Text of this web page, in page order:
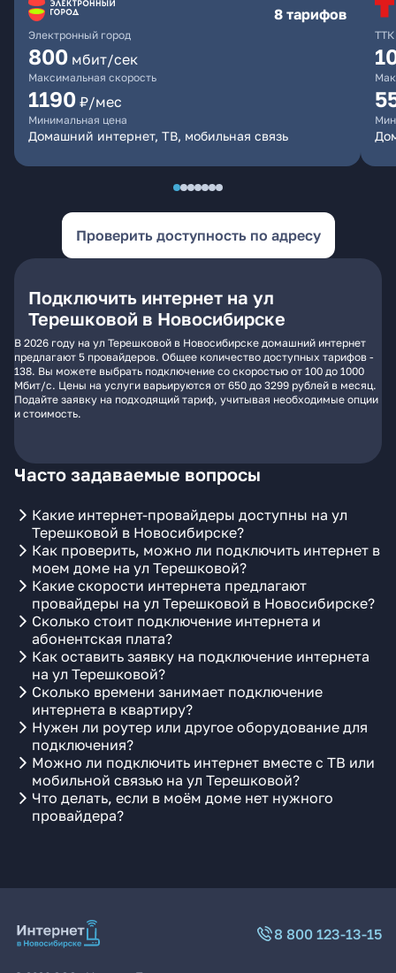
Электронный город
8 тарифов
800 мбит/сек
Максимальная скорость
1190 ₽/мес
Минимальная цена
Домашний интернет, ТВ, мобильная связь
ТТК
Проверить доступность по адресу
Подключить интернет на ул
Терешковой в Новосибирске
В 2026 году на ул Терешковой в Новосибирске домашний интернет
предлагают 5 провайдеров. Общее количество доступных тарифов -
138. Вы можете выбрать подключение со скоростью от 100 до 1000
Мбит/с. Цены на услуги варьируются от 650 до 3299 рублей в месяц.
Подайте заявку на подходящий тариф, учитывая необходимые опции
и стоимость.
Часто задаваемые вопросы
Какие интернет-провайдеры доступны на ул
Терешковой в Новосибирске?
Как проверить, можно ли подключить интернет в
моем доме на ул Терешковой?
Какие скорости интернета предлагают
провайдеры на ул Терешковой в Новосибирске?
Сколько стоит подключение интернета и
абонентская плата?
Как оставить заявку на подключение интернета
на ул Терешковой?
Сколько времени занимает подключение
интернета в квартиру?
Нужен ли роутер или другое оборудование для
подключения?
Можно ли подключить интернет вместе с ТВ или
мобильной связью на ул Терешковой?
Что делать, если в моём доме нет нужного
провайдера?
8 800 123-13-15